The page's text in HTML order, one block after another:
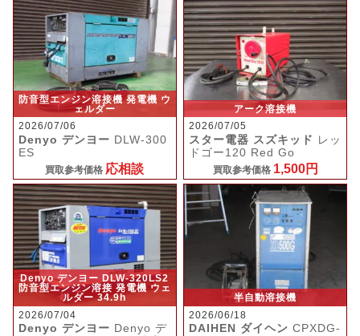
防音型エンジン溶接機 発電機 ウ
ェルダー
2026/07/06
Denyo デンヨー DLW-300
ES
買取参考価格 応相談
アーク溶接機
2026/07/05
スター電器 スズキッド レッ
ドゴー120 Red Go
買取参考価格 1,500円
Denyo デンヨー DLW-320LS2
防音型エンジン溶接 発電機 ウェ
ルダー 34.9h
2026/07/04
Denyo デンヨー Denyo デ
半自動溶接機
2026/06/18
DAIHEN ダイヘン CPXDG-